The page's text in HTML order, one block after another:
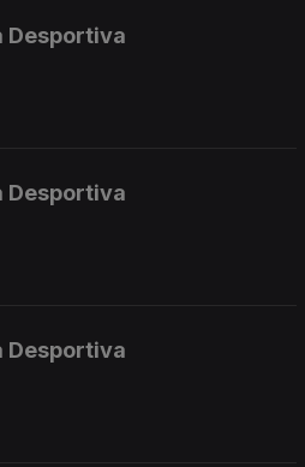
Desportiva
Desportiva
Desportiva